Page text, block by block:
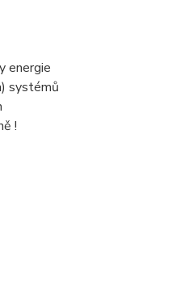
energie
systémů
!